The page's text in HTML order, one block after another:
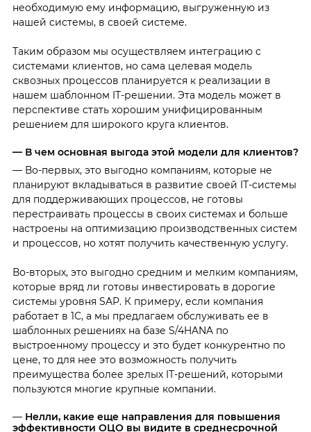
необходимую ему информацию, выгруженную из
нашей системы, в своей системе.
Таким образом мы осуществляем интеграцию с
системами клиентов, но сама целевая модель
сквозных процессов планируется к реализации в
нашем шаблонном IТ-решении. Эта модель может в
перспективе стать хорошим унифицированным
решением для широкого круга клиентов.
— В чем основная выгода этой модели для клиентов?
— Во-первых, это выгодно компаниям, которые не
планируют вкладываться в развитие своей IТ-системы
для поддерживающих процессов, не готовы
перестраивать процессы в своих системах и больше
настроены на оптимизацию производственных систем
и процессов, но хотят получить качественную услугу.
Во-вторых, это выгодно средним и мелким компаниям,
которые вряд ли готовы инвестировать в дорогие
системы уровня SAP. К примеру, если компания
работает в 1С, а мы предлагаем обслуживать ее в
шаблонных решениях на базе S/4HANA по
выстроенному процессу и это будет конкурентно по
цене, то для нее это возможность получить
преимущества более зрелых IТ-решений, которыми
пользуются многие крупные компании.
— Нелли, какие еще направления для повышения
эффективности ОЦО вы видите в среднесрочной